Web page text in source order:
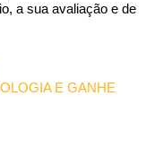
a sua avaliação e de
E GANHE